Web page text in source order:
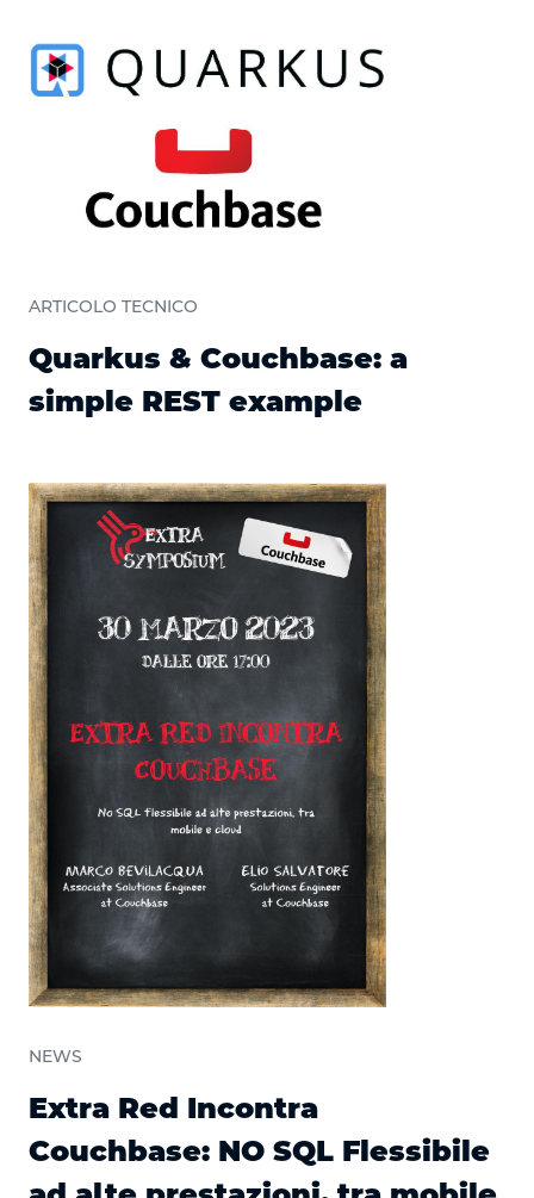
ARTICOLO TECNICO
Quarkus & Couchbase: a
simple REST example
NEWS
Extra Red Incontra
Couchbase: NO SQL Flessibile